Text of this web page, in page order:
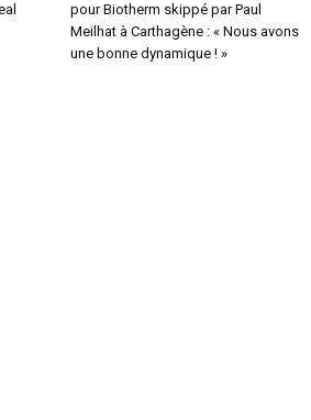
pour Biotherm skippé par Paul
Meilhat à Carthagène : « Nous avons
une bonne dynamique ! »